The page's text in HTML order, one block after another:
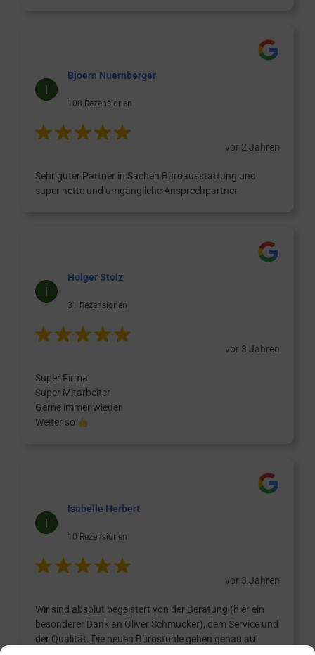
Bjoern Nuernberger
108 Rezensionen
vor 2 Jahren
Sehr guter Partner in Sachen Büroausstattung und
super nette und umgängliche Ansprechpartner
Holger Stolz
31 Rezensionen
vor 3 Jahren
Super Firma
Super Mitarbeiter
Gerne immer wieder
Weiter so
Isabelle Herbert
10 Rezensionen
vor 3 Jahren
Wir sind absolut begeistert von der Beratung (hier ein
besonderer Dank an Oliver Schmucker), dem Service und
der Qualität. Die neuen Bürostühle gehen genau auf